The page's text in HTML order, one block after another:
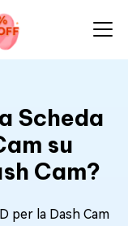
Scheda
su
Cam?
per la Dash Cam